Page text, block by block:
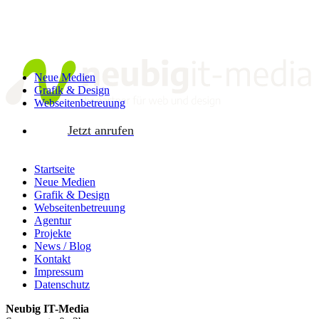
Neue Medien
Grafik & Design
Webseitenbetreuung
Jetzt anrufen
Startseite
Neue Medien
Grafik & Design
Webseitenbetreuung
Agentur
Projekte
News / Blog
Kontakt
Impressum
Datenschutz
Neubig IT-Media